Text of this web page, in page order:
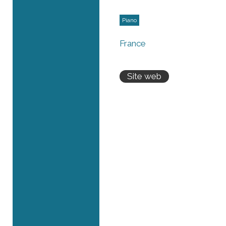
Piano
France
Site web